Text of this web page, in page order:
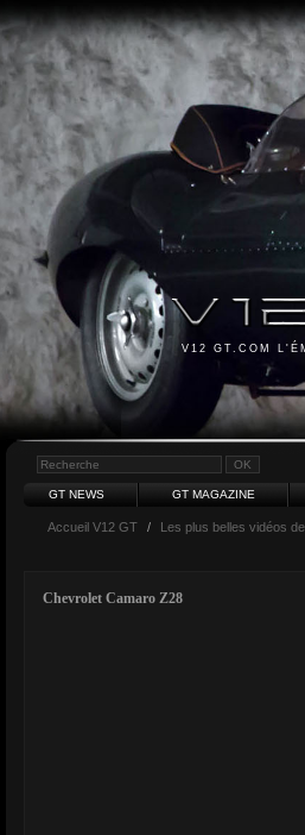
V12 GT.COM
GT NEWS GT MAGAZINE
Accueil V12 GT / Les plus belles vidéos
Chevrolet Camaro Z28